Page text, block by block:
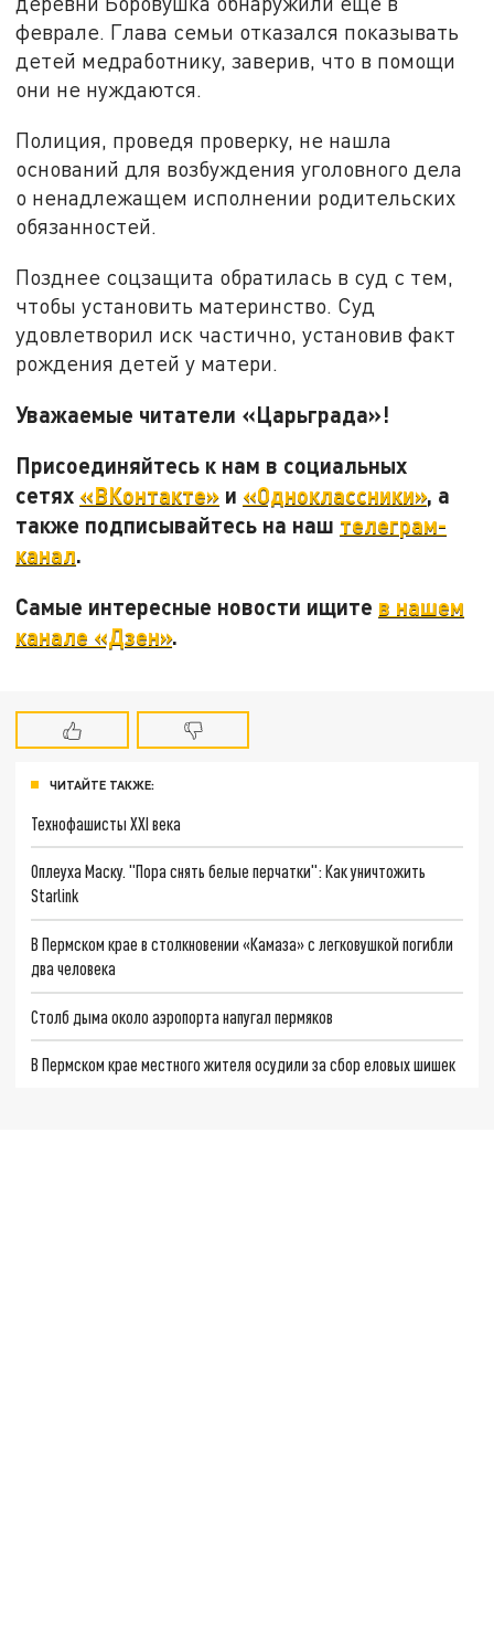
феврале. Глава семьи отказался показывать
детей медработнику, заверив, что в помощи
они не нуждаются.
Полиция, проведя проверку, не нашла
оснований для возбуждения уголовного дела
о ненадлежащем исполнении родительских
обязанностей.
Позднее соцзащита обратилась в суд с тем,
чтобы установить материнство. Суд
удовлетворил иск частично, установив факт
рождения детей у матери.
Уважаемые читатели «Царьграда»!
Присоединяйтесь к нам в социальных
сетях «ВКонтакте» и «Одноклассники», а
также подписывайтесь на наш телеграм-
канал.
Самые интересные новости ищите в нашем
канале «Дзен».
ЧИТАЙТЕ ТАКЖЕ:
Технофашисты XXI века
Оплеуха Маску. "Пора снять белые перчатки": Как уничтожить
Starlink
В Пермском крае в столкновении «Камаза» с легковушкой погибли
два человека
Столб дыма около аэропорта напугал пермяков
В Пермском крае местного жителя осудили за сбор еловых шишек